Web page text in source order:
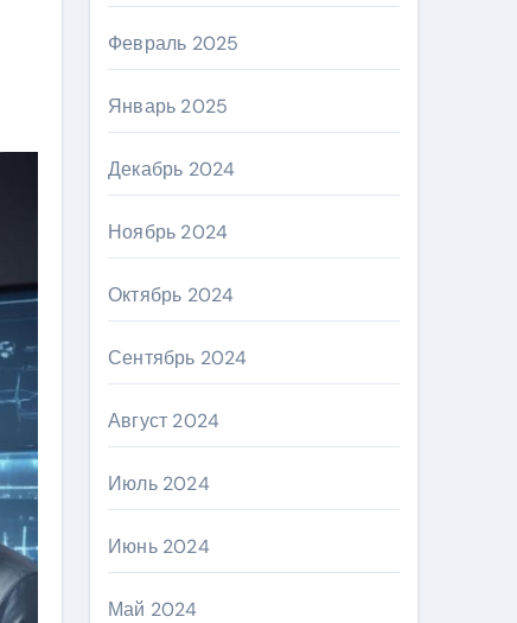
Февраль 2025
Январь 2025
Декабрь 2024
Ноябрь 2024
Октябрь 2024
Сентябрь 2024
Август 2024
Июль 2024
Июнь 2024
Май 2024